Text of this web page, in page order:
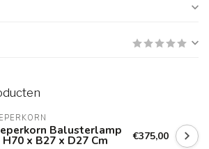
Balusterlamp
H70 x B27 x D27 Cm €375,00